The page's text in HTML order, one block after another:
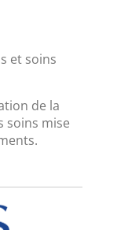
et soins
de la
soins mise